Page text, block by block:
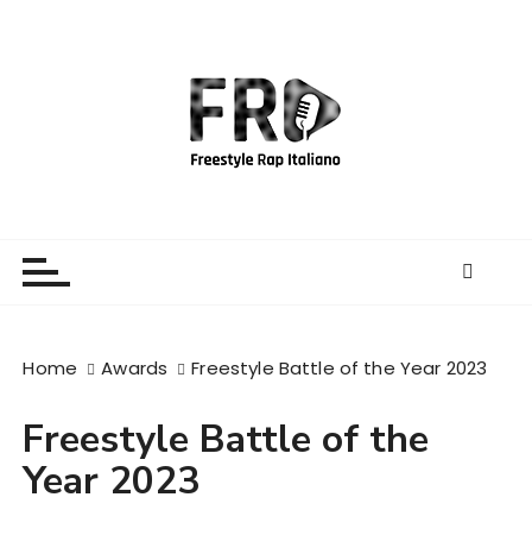
Home Awards Freestyle Battle of the Year 2023
Freestyle Battle of the
Year 2023